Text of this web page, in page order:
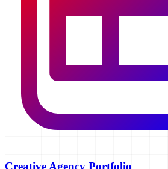
Creative Agency Portfolio